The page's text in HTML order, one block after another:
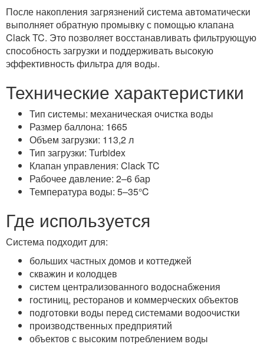
После накопления загрязнений система автоматически
выполняет обратную промывку с помощью клапана
Clack TC. Это позволяет восстанавливать фильтрующую
способность загрузки и поддерживать высокую
эффективность фильтра для воды.
Технические характеристики
Тип системы: механическая очистка воды
Размер баллона: 1665
Объем загрузки: 113,2 л
Тип загрузки: Turbidex
Клапан управления: Clack TC
Рабочее давление: 2–6 бар
Температура воды: 5–35°C
Где используется
Система подходит для:
больших частных домов и коттеджей
скважин и колодцев
систем централизованного водоснабжения
гостиниц, ресторанов и коммерческих объектов
подготовки воды перед системами водоочистки
производственных предприятий
объектов с высоким потреблением воды